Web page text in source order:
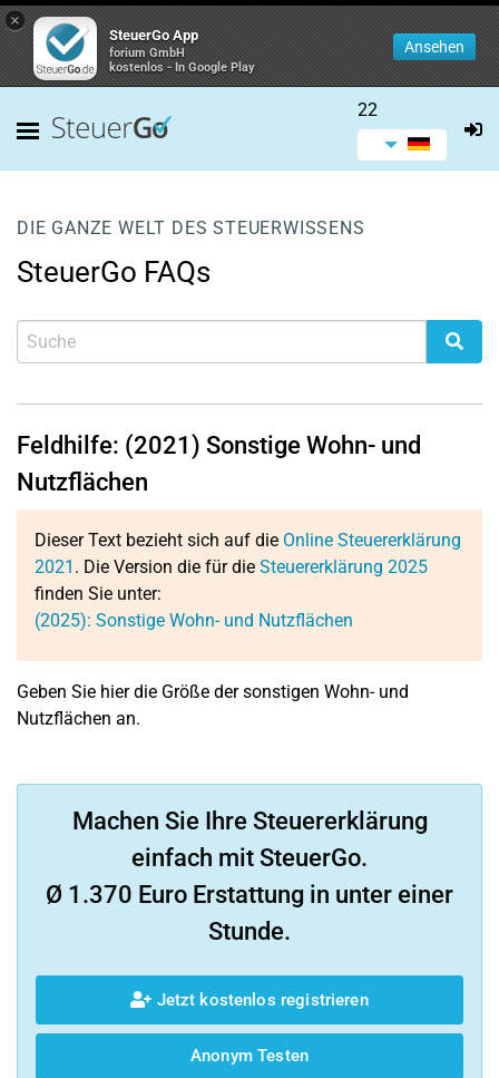
×
SteuerGo App
forium GmbH
kostenlos - In Google Play
Ansehen
22
DIE GANZE WELT DES STEUERWISSENS
SteuerGo FAQs
Feldhilfe: (2021) Sonstige Wohn- und
Nutzflächen
Dieser Text bezieht sich auf die Online Steuererklärung
2021 . Die Version die für die Steuererklärung 2025
finden Sie unter:
(2025): Sonstige Wohn- und Nutzflächen
Geben Sie hier die Größe der sonstigen Wohn- und
Nutzflächen an.
Machen Sie Ihre Steuererklärung
einfach mit SteuerGo.
Ø 1.370 Euro Erstattung in unter einer
Stunde.
Jetzt kostenlos registrieren
Anonym Testen